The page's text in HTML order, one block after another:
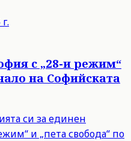
с „28-и режим“
на Софийската
си за единен
и „пета свобода“ по